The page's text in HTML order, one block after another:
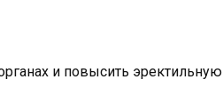
и повысить эректильную